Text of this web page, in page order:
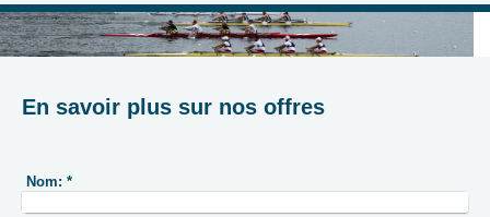
En savoir plus sur nos offres
Nom: *